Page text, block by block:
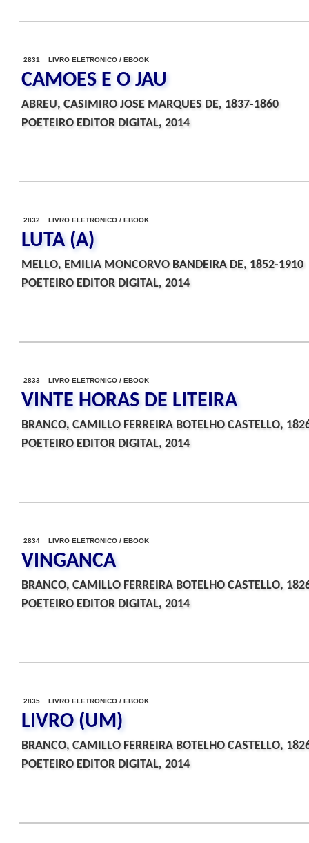
2831 LIVRO ELETRONICO / EBOOK
CAMOES E O JAU
ABREU, CASIMIRO JOSE MARQUES DE, 1837-1860
POETEIRO EDITOR DIGITAL, 2014
2832 LIVRO ELETRONICO / EBOOK
LUTA (A)
MELLO, EMILIA MONCORVO BANDEIRA DE, 1852-1910
POETEIRO EDITOR DIGITAL, 2014
2833 LIVRO ELETRONICO / EBOOK
VINTE HORAS DE LITEIRA
BRANCO, CAMILLO FERREIRA BOTELHO CASTELLO,
POETEIRO EDITOR DIGITAL, 2014
2834 LIVRO ELETRONICO / EBOOK
VINGANCA
BRANCO, CAMILLO FERREIRA BOTELHO CASTELLO,
POETEIRO EDITOR DIGITAL, 2014
2835 LIVRO ELETRONICO / EBOOK
LIVRO (UM)
BRANCO, CAMILLO FERREIRA BOTELHO CASTELLO,
POETEIRO EDITOR DIGITAL, 2014